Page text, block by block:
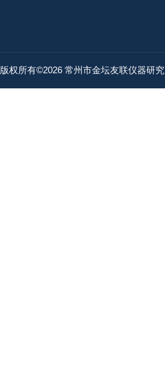
版权所有©2026 常州市金坛友联仪器研